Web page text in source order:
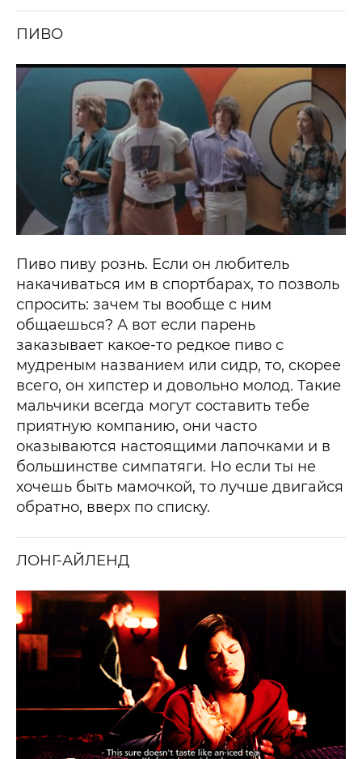
ПИВО
Пиво пиву рознь. Если он любитель
накачиваться им в спортбарах, то позволь
спросить: зачем ты вообще с ним
общаешься? А вот если парень
заказывает какое-то редкое пиво с
мудреным названием или сидр, то, скорее
всего, он хипстер и довольно молод. Такие
мальчики всегда могут составить тебе
приятную компанию, они часто
оказываются настоящими лапочками и в
большинстве симпатяги. Но если ты не
хочешь быть мамочкой, то лучше двигайся
обратно, вверх по списку.
ЛОНГ-АЙЛЕНД